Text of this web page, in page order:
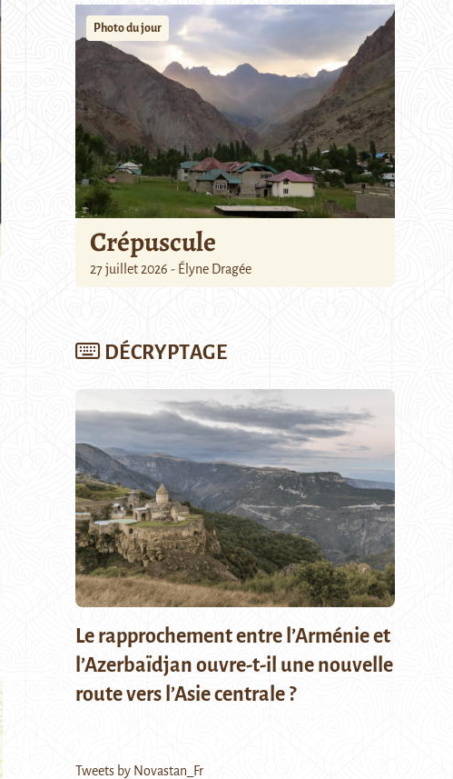
Photo du jour
Crépuscule
27 juillet 2026 - Élyne Dragée
DÉCRYPTAGE
Le rapprochement entre l’Arménie et
l’Azerbaïdjan ouvre-t-il une nouvelle
route vers l’Asie centrale ?
Tweets by Novastan_Fr